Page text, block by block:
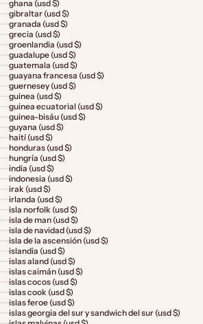
ghana (usd $)
gibraltar (usd $)
granada (usd $)
grecia (usd $)
groenlandia (usd $)
guadalupe (usd $)
guatemala (usd $)
guayana francesa (usd $)
guernesey (usd $)
guinea (usd $)
guinea ecuatorial (usd $)
guinea-bisáu (usd $)
guyana (usd $)
haití (usd $)
honduras (usd $)
hungría (usd $)
india (usd $)
indonesia (usd $)
irak (usd $)
irlanda (usd $)
isla norfolk (usd $)
isla de man (usd $)
isla de navidad (usd $)
isla de la ascensión (usd $)
islandia (usd $)
islas aland (usd $)
islas caimán (usd $)
islas cocos (usd $)
islas cook (usd $)
islas feroe (usd $)
islas georgia del sur y sandwich del sur (usd $)